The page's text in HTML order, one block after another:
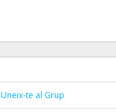
Uneix-te al Grup